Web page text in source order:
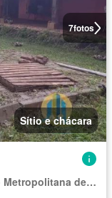
7fotos
Sítio e chácara
Região Imediata de São Paulo, Região Metropolitana de São Paulo